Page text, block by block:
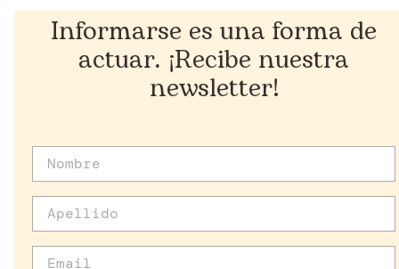
Informarse es una forma de
actuar. ¡Recibe nuestra
newsletter!